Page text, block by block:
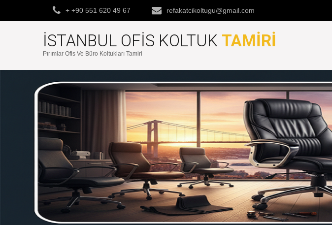
+ +90 551 620 49 67 refakatcikoltugu@gmail.com
İSTANBUL OFIS KOLTUK TAMIRI
Pırımlar Ofis Ve Büro Koltukları Tamiri